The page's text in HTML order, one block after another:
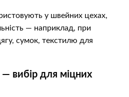
у швейних цехах,
— наприклад, при
сумок, текстилю для
вибір для міцних